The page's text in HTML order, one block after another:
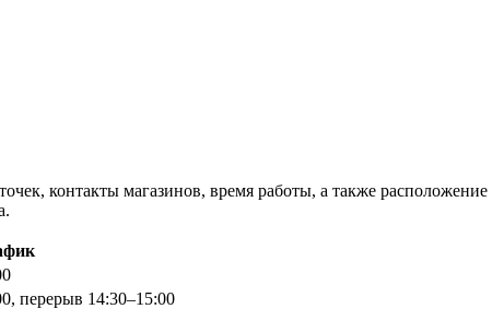
контакты магазинов, время работы, а также расположение
перерыв 14:30–15:00